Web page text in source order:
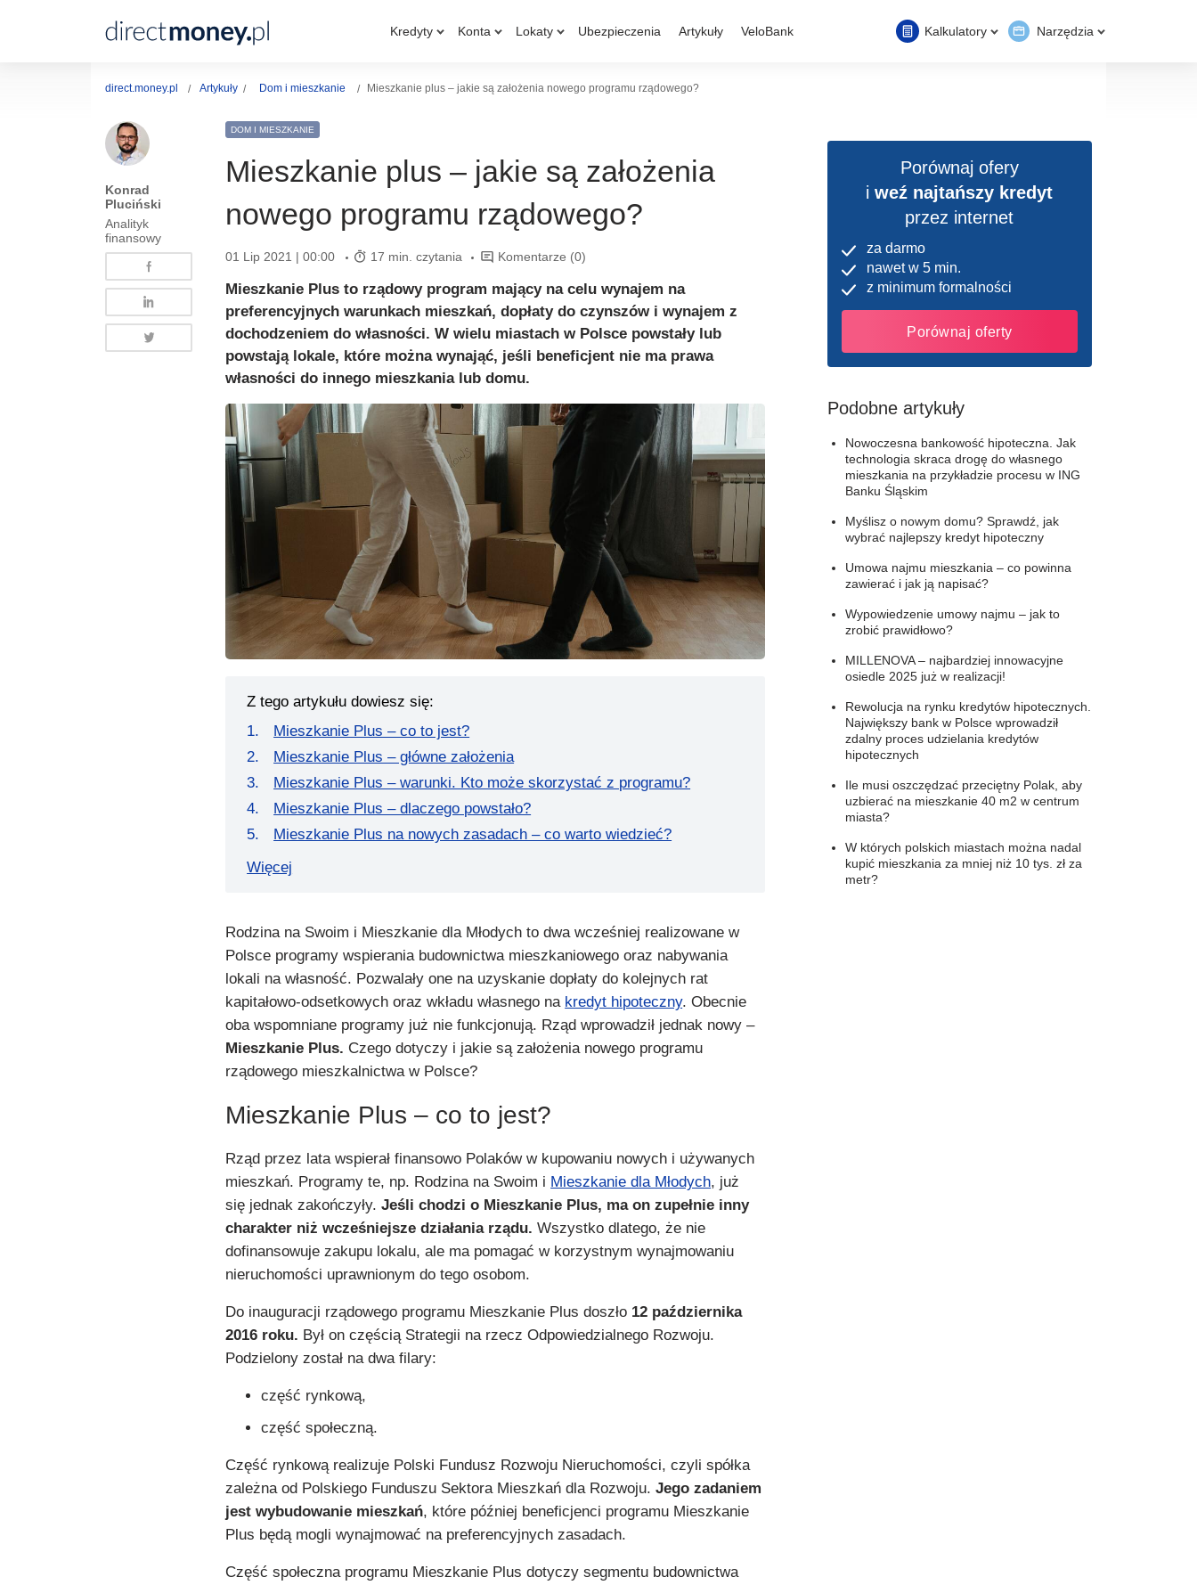
Kredyty Konta Lokaty Ubezpieczenia Artykuły VeloBank Kalkulatory Narzędzia
direct.money.pl Artykuły Dom i mieszkanie Mieszkanie plus – jakie są założenia nowego programu rządowego?
Konrad
Pluciński
Analityk
finansowy
DOM I MIESZKANIE
Mieszkanie plus – jakie są założenia
nowego programu rządowego?
01 Lip 2021 | 00:00 17 min. czytania Komentarze (0)
Mieszkanie Plus to rządowy program mający na celu wynajem na
preferencyjnych warunkach mieszkań, dopłaty do czynszów i wynajem z
dochodzeniem do własności. W wielu miastach w Polsce powstały lub
powstają lokale, które można wynająć, jeśli beneficjent nie ma prawa
własności do innego mieszkania lub domu.
Z tego artykułu dowiesz się:
Mieszkanie Plus – co to jest?
Mieszkanie Plus – główne założenia
Mieszkanie Plus – warunki. Kto może skorzystać z programu?
Mieszkanie Plus – dlaczego powstało?
Mieszkanie Plus na nowych zasadach – co warto wiedzieć?
Więcej
Rodzina na Swoim i Mieszkanie dla Młodych to dwa wcześniej realizowane w
Polsce programy wspierania budownictwa mieszkaniowego oraz nabywania
lokali na własność. Pozwalały one na uzyskanie dopłaty do kolejnych rat
kapitałowo-odsetkowych oraz wkładu własnego na kredyt hipoteczny. Obecnie
oba wspomniane programy już nie funkcjonują. Rząd wprowadził jednak nowy –
Mieszkanie Plus. Czego dotyczy i jakie są założenia nowego programu
rządowego mieszkalnictwa w Polsce?
Mieszkanie Plus – co to jest?
Rząd przez lata wspierał finansowo Polaków w kupowaniu nowych i używanych
mieszkań. Programy te, np. Rodzina na Swoim i Mieszkanie dla Młodych, już
się jednak zakończyły.Jeśli chodzi o Mieszkanie Plus, ma on zupełnie inny
charakter niż wcześniejsze działania rządu.Wszystko dlatego, że nie
dofinansowuje zakupu lokalu, ale ma pomagać w korzystnym wynajmowaniu
nieruchomości uprawnionym do tego osobom.
Do inauguracji rządowego programu Mieszkanie Plus doszło 12 października
2016 roku. Był on częścią Strategii na rzecz Odpowiedzialnego Rozwoju.
Podzielony został na dwa filary:
część rynkową,
część społeczną.
Część rynkową realizuje Polski Fundusz Rozwoju Nieruchomości, czyli spółka
zależna od Polskiego Funduszu Sektora Mieszkań dla Rozwoju.Jego zadaniem
jest wybudowanie mieszkań, które później beneficjenci programu Mieszkanie
Plus będą mogli wynajmować na preferencyjnych zasadach.
Część społeczna programu Mieszkanie Plus dotyczy segmentu budownictwa
Porównaj ofery
iweź najtańszy kredyt
przez internet
za darmo
nawet w 5 min.
z minimum formalności
Porównaj oferty
Podobne artykuły
Nowoczesna bankowość hipoteczna. Jak
technologia skraca drogę do własnego
mieszkania na przykładzie procesu w ING
Banku Śląskim
Myślisz o nowym domu? Sprawdź, jak
wybrać najlepszy kredyt hipoteczny
Umowa najmu mieszkania – co powinna
zawierać i jak ją napisać?
Wypowiedzenie umowy najmu – jak to
zrobić prawidłowo?
MILLENOVA – najbardziej innowacyjne
osiedle 2025 już w realizacji!
Rewolucja na rynku kredytów hipotecznych.
Największy bank w Polsce wprowadził
zdalny proces udzielania kredytów
hipotecznych
Ile musi oszczędzać przeciętny Polak, aby
uzbierać na mieszkanie 40 m2 w centrum
miasta?
W których polskich miastach można nadal
kupić mieszkania za mniej niż 10 tys. zł za
metr?